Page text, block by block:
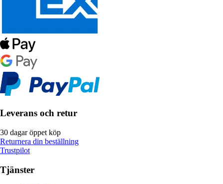
Leverans och retur
30 dagar öppet köp
Returnera din beställning
Trustpilot
Tjänster